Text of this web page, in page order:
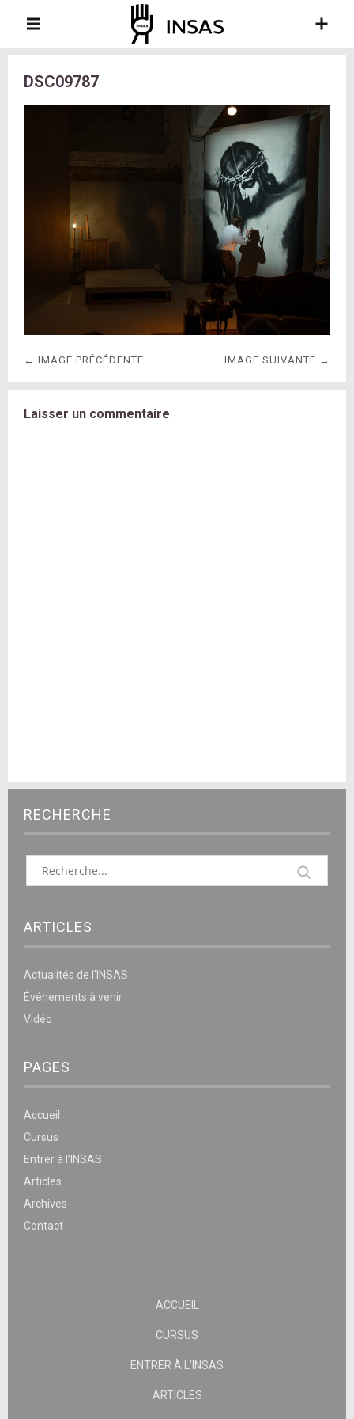
DSC09787
← IMAGE PRÉCÉDENTE IMAGE SUIVANTE →
Laisser un commentaire
RECHERCHE
ARTICLES
Actualités de l’INSAS
Événements à venir
Vidéo
PAGES
Accueil
Cursus
Entrer à l’INSAS
Articles
Archives
Contact
ACCUEIL
CURSUS
ENTRER À L’INSAS
ARTICLES